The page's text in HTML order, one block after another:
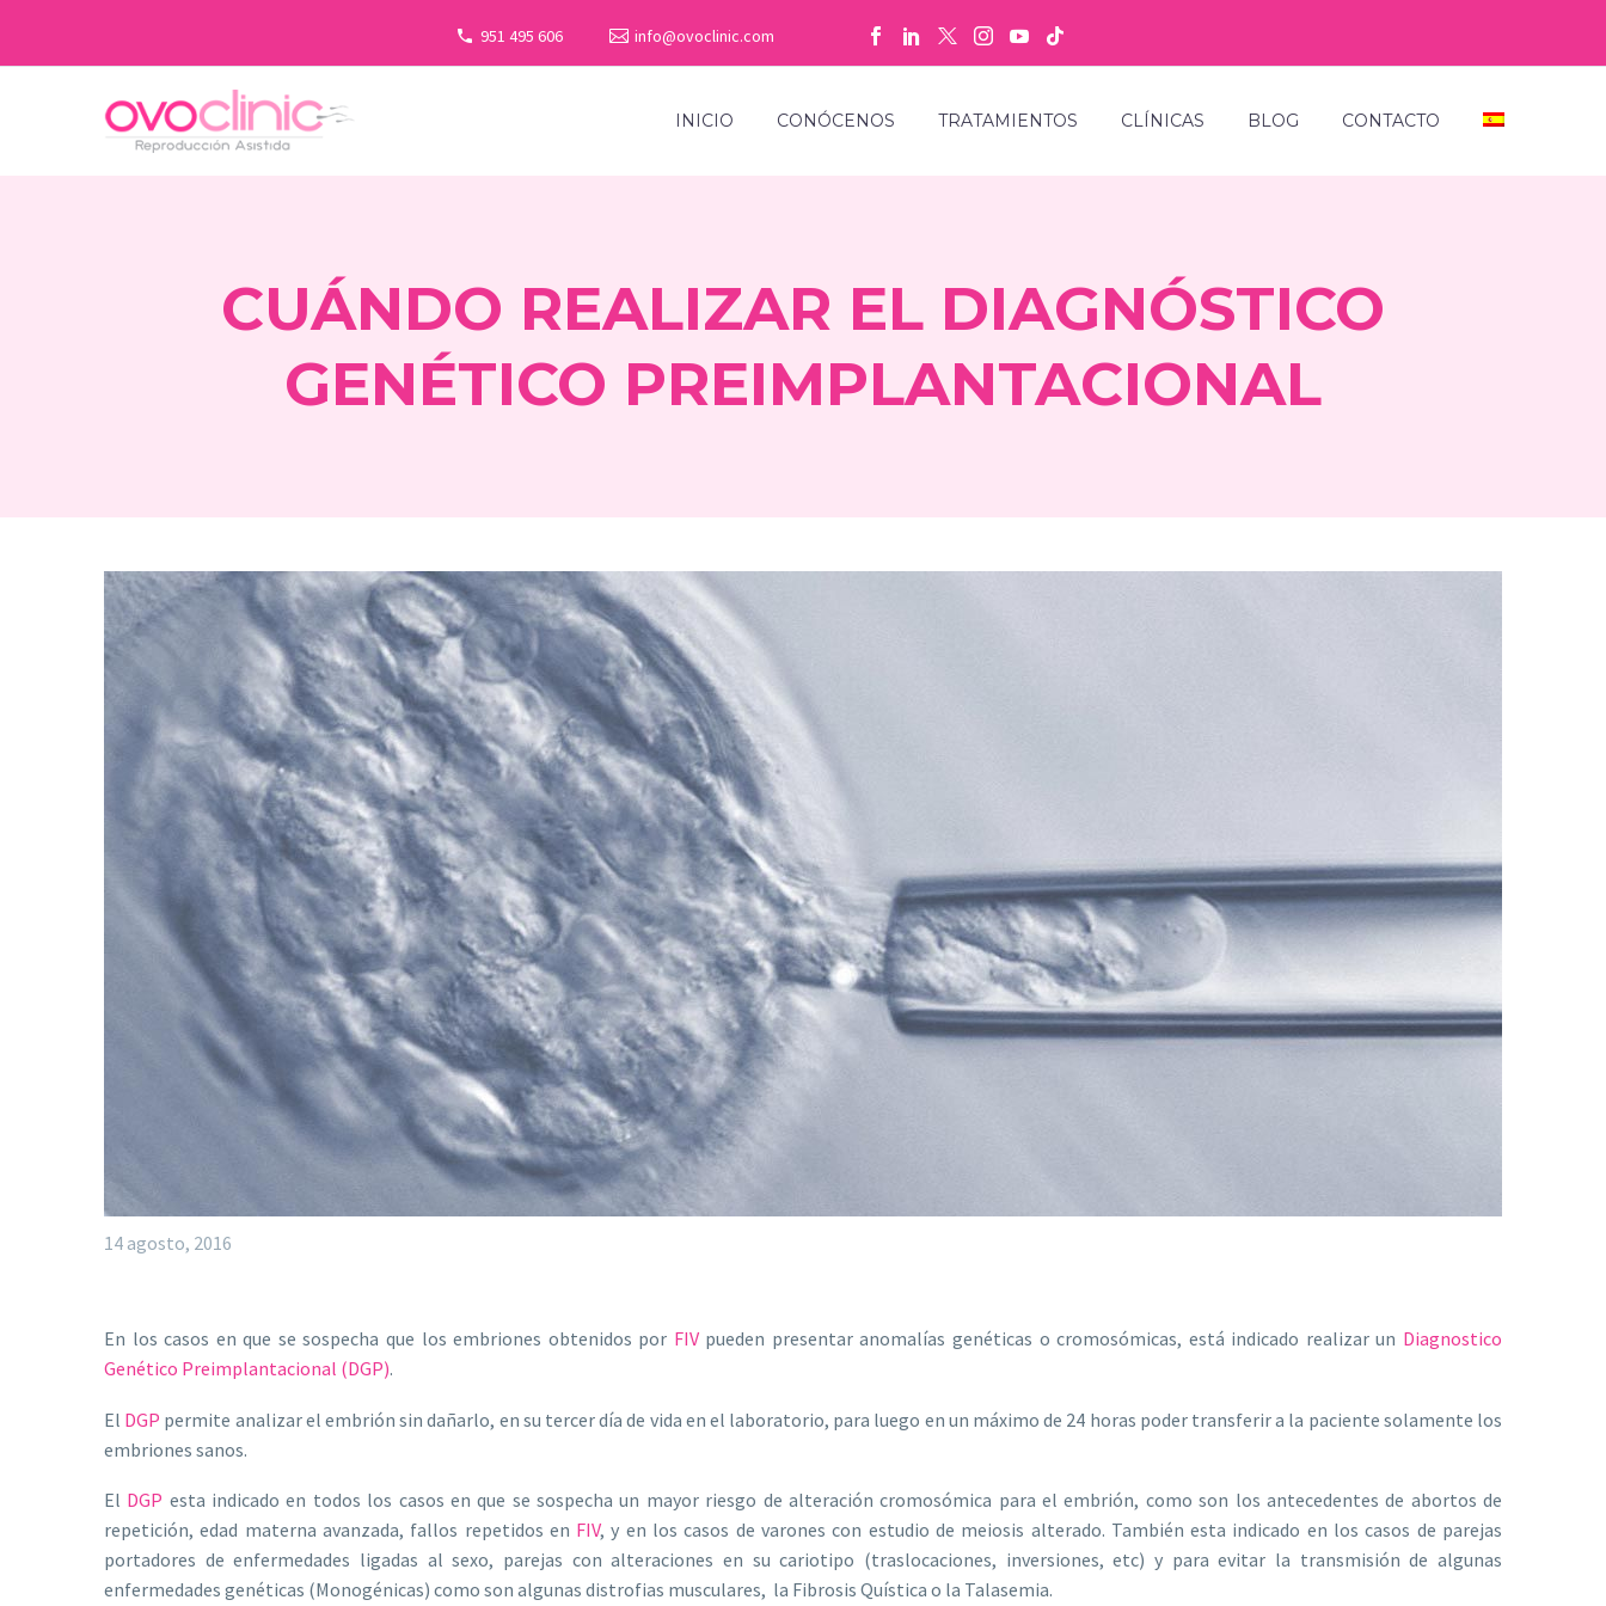
951 495 606 info@ovoclinic.com
INICIO CONÓCENOS TRATAMIENTOS CLÍNICAS BLOG CONTACTO
CUÁNDO REALIZAR EL DIAGNÓSTICO
GENÉTICO PREIMPLANTACIONAL
14 agosto, 2016
En los casos en que se sospecha que los embriones obtenidos por FIVpueden presentar anomalías genéticas o cromosómicas, está indicado realizar un Diagnostico
Genético Preimplantacional (DGP).
El DGP permite analizar el embrión sin dañarlo, en su tercer día de vida en el laboratorio, para luego en un máximo de 24 horas poder transferir a la paciente solamente los
embriones sanos.
El DGP esta indicado en todos los casos en que se sospecha un mayor riesgo de alteración cromosómica para el embrión, como son los antecedentes de abortos de
repetición, edad materna avanzada, fallos repetidos en FIV, y en los casos de varones con estudio de meiosis alterado. También esta indicado en los casos de parejas
portadores de enfermedades ligadas al sexo, parejas con alteraciones en su cariotipo (traslocaciones, inversiones, etc) y para evitar la transmisión de algunas
enfermedades genéticas (Monogénicas) como son algunas distrofias musculares, la Fibrosis Quística o la Talasemia.